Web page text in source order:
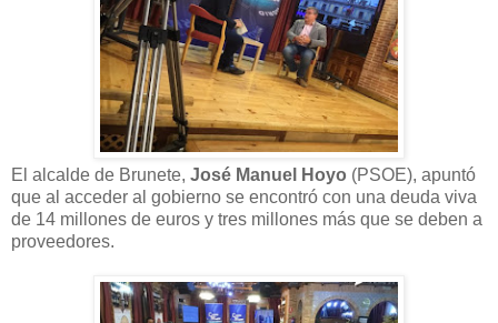
El alcalde de Brunete, José Manuel Hoyo (PSOE), apuntó
que al acceder al gobierno se encontró con una deuda viva
de 14 millones de euros y tres millones más que se deben a
proveedores.